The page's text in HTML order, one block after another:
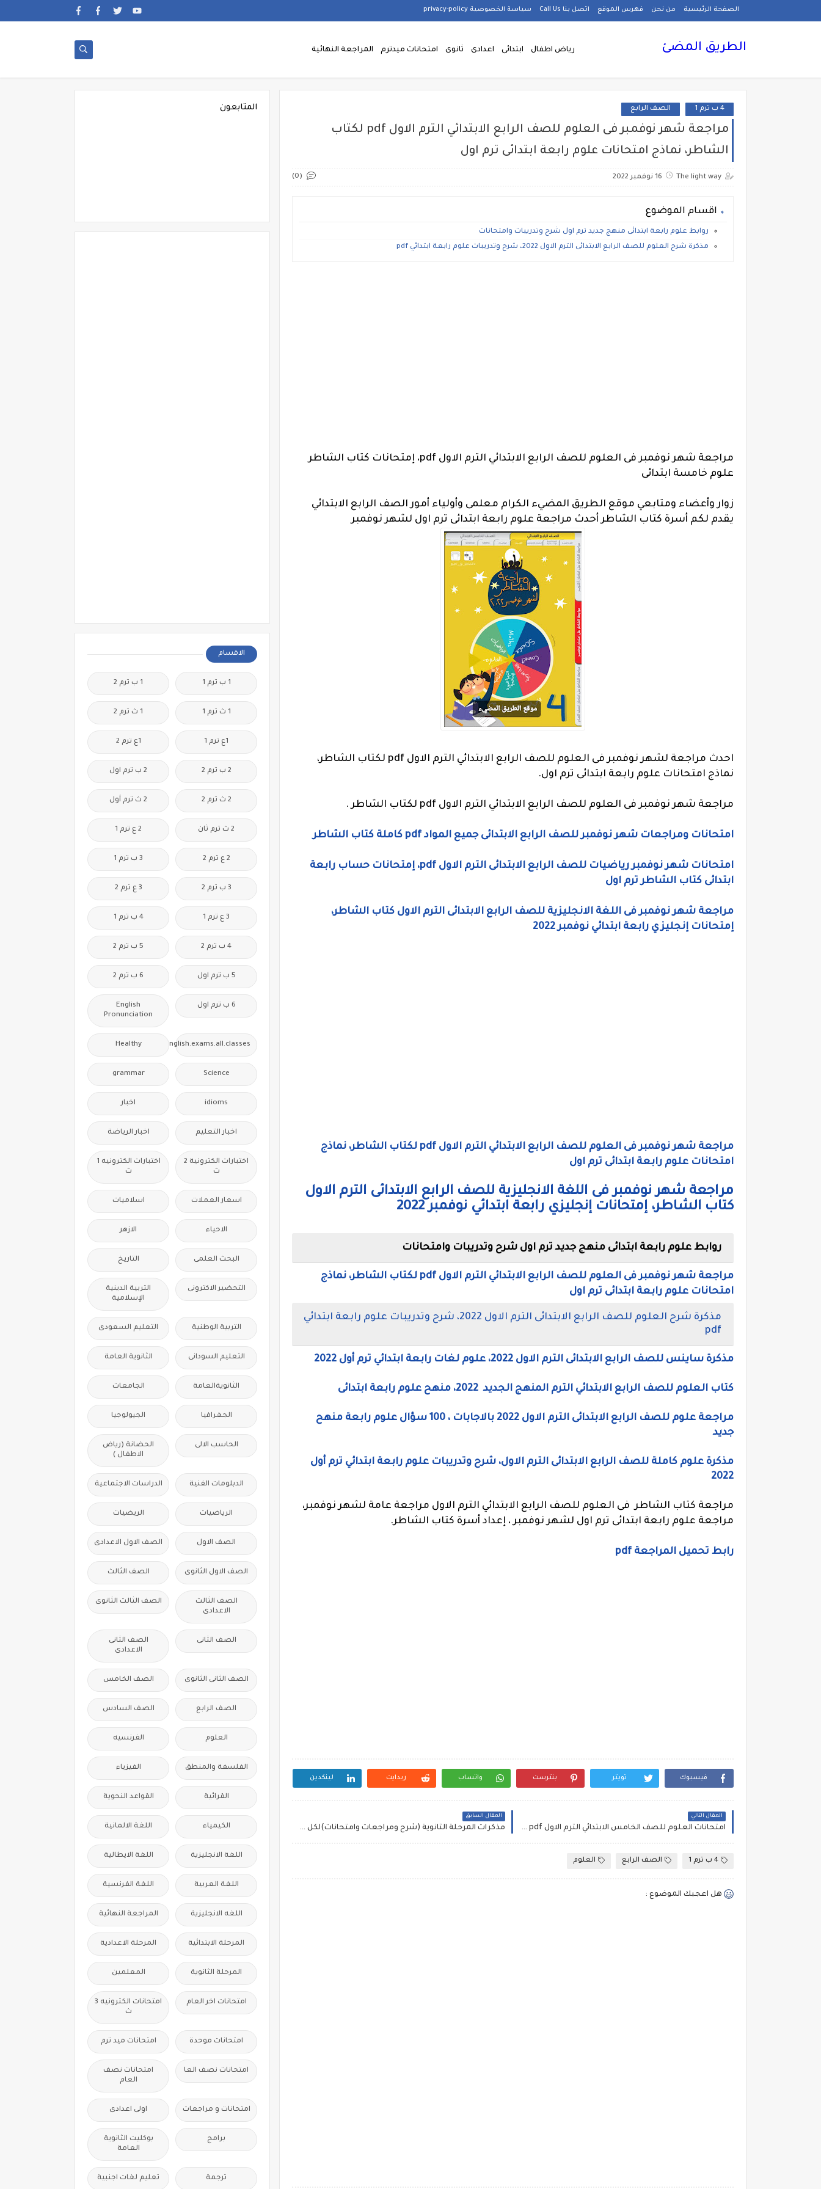
الصفحة الرئيسية من نحن فهرس الموقع اتصل بنا Call Us سياسة الخصوصية privacy-policy
الطريق المضئ رياض اطفال ابتدائى اعدادى ثانوى امتحانات ميدترم المراجعة النهائية
4 ب ترم 1 الصف الرابع
مراجعة شهر نوفمبر فى العلوم للصف الرابع الابتدائي الترم الاول pdf لكتاب
الشاطر، نماذج امتحانات علوم رابعة ابتدائى ترم اول
The light way 16 نوفمبر 2022 (0)
اقسام الموضوع
روابط علوم رابعة ابتدائى منهج جديد ترم اول شرح وتدريبات وامتحانات
مذكرة شرح العلوم للصف الرابع الابتدائى الترم الاول 2022، شرح وتدريبات علوم رابعة ابتدائي pdf
مراجعة شهر نوفمبر فى العلوم للصف الرابع الابتدائي الترم الاول pdf، إمتحانات كتاب الشاطر
علوم خامسة ابتدائى
زوار وأعضاء ومتابعي موقع الطريق المضيء الكرام معلمى وأولياء أمور الصف الرابع الابتدائي
يقدم لكم أسرة كتاب الشاطر أحدث مراجعة علوم رابعة ابتدائى ترم اول لشهر نوفمبر
احدث مراجعة لشهر نوفمبر فى العلوم للصف الرابع الابتدائي الترم الاول pdf لكتاب الشاطر،
نماذج امتحانات علوم رابعة ابتدائى ترم اول.
مراجعة شهر نوفمبر فى العلوم للصف الرابع الابتدائي الترم الاول pdf لكتاب الشاطر .
امتحانات ومراجعات شهر نوفمبر للصف الرابع الابتدائى جميع المواد pdf كاملة كتاب الشاطر
امتحانات شهر نوفمبر رياضيات للصف الرابع الابتدائى الترم الاول pdf، إمتحانات حساب رابعة
ابتدائى كتاب الشاطر ترم اول
مراجعة شهر نوفمبر فى اللغة الانجليزية للصف الرابع الابتدائى الترم الاول كتاب الشاطر،
إمتحانات إنجليزي رابعة ابتدائي نوفمبر 2022
مراجعة شهر نوفمبر فى العلوم للصف الرابع الابتدائي الترم الاول pdf لكتاب الشاطر، نماذج
امتحانات علوم رابعة ابتدائى ترم اول
مراجعة شهر نوفمبر فى اللغة الانجليزية للصف الرابع الابتدائى الترم الاول
كتاب الشاطر، إمتحانات إنجليزي رابعة ابتدائي نوفمبر 2022
روابط علوم رابعة ابتدائى منهج جديد ترم اول شرح وتدريبات وامتحانات
مراجعة شهر نوفمبر فى العلوم للصف الرابع الابتدائي الترم الاول pdf لكتاب الشاطر، نماذج
امتحانات علوم رابعة ابتدائى ترم اول
مذكرة شرح العلوم للصف الرابع الابتدائى الترم الاول 2022، شرح وتدريبات علوم رابعة ابتدائي
pdf
مذكرة ساينس للصف الرابع الابتدائى الترم الاول 2022، علوم لغات رابعة ابتدائي ترم أول 2022
كتاب العلوم للصف الرابع الابتدائي الترم المنهج الجديد 2022، منهح علوم رابعة ابتدائى
مراجعة علوم للصف الرابع الابتدائى الترم الاول 2022 بالاجابات ، 100 سؤال علوم رابعة منهح
جديد
مذكرة علوم كاملة للصف الرابع الابتدائى الترم الاول، شرح وتدريبات علوم رابعة ابتدائي ترم أول
2022
مراجعة كتاب الشاطر فى العلوم للصف الرابع الابتدائي الترم الاول مراجعة عامة لشهر نوفمبر،
مراجعة علوم رابعة ابتدائى ترم اول لشهر نوفمبر ، إعداد أسرة كتاب الشاطر.
رابط تحميل المراجعة pdf
فيسبوك تويتر بنترست واتساب ريدايت لينكدين
المقال التالي
امتحانات العلوم للصف الخامس الابتدائي الترم الاول pdf عن شهر نوفمبر كتاب الشاطر، امتحانات علوم خامسة ابتدائى
المقال السابق
مذكرات المرحلة الثانوية (شرح ومراجعات وامتحانات)لكل الصفوف
4 ب ترم 1 الصف الرابع العلوم
هل اعجبك الموضوع :
المتابعون
الاقسام
1 ب ترم 1 1 ب ترم 2
1 ث ترم 1 1 ث ترم 2
1ع ترم 1 1ع ترم 2
2 ب ترم 2 2 ب ترم اول
2 ث ترم 2 2 ث ترم أول
2 ث ترم ثان 2 ع ترم 1
2 ع ترم 2 3 ب ترم 1
3 ب ترم 2 3 ع ترم 2
3 ع ترم 1 4 ب ترم 1
4 ب ترم 2 5 ب ترم 2
5 ب ترم اول 6 ب ترم 2
6 ب ترم اول
English
Pronunciation
Free.English.exams.all.classes
Healthy
Science
grammar
idioms اخبار
اخبار التعليم اخبار الرياضة
اختبارات الكترونية 2
ث
اختبارات الكترونيه 1
ث
اسعار العملات اسلاميات
الاحياء الازهر
البحث العلمى التاريخ
التحضير الاكترونى
التربية الدينية
الإسلامية
التربية الوطنية التعليم السعودى
التعليم السودانى الثانوية العامة
الثانويةالعامة الجامعات
الجغرافيا الجيولوجيا
الحاسب الالى
الحضانة (رياض
الاطفال )
الدبلومات الفنية الدراسات الاجتماعية
الرياضيات الريضيات
الصف الاول الصف الاول الاعدادى
الصف الاول الثانوى الصف الثالث
الصف الثالث
الاعدادى
الصف الثالث الثانوى
الصف الثانى
الصف الثانى
الاعدادى
الصف الثانى الثانوى الصف الخامس
الصف الرابع الصف السادس
العلوم الفرنسيه
الفلسفة والمنطق الفيزياء
القرائية القواعد النحوية
الكيمياء اللغة الالمانية
اللغة الانجليزية اللغة الايطالية
اللغة العربية اللغة الفرنسية
اللغه الانجليزية المراجعة النهائية
المرحلة الابتدائية المرحلة الاعدادية
المرحلة الثانوية المعلمين
امتحانات اخر العام
امتحانات الكترونيه 3
ث
امتحانات موحدة امتحانات ميد ترم
امتحانات نصف العا
امتحانات نصف
العام
امتحانات و مراجعات اولى اعدادى
برامج
بوكليت الثانوية
العامة
ترجمة تعليم لغات اجنبية